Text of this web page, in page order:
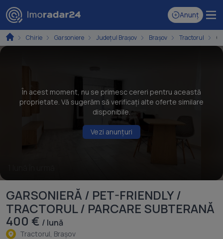
Anunț
Chirie Garsoniere Județul Brașov Brașov Tractorul
În acest moment, nu se primesc cereri pentru această
proprietate. Vă sugerăm să verificați alte oferte similare
disponibile.
Vezi anunțuri
GARSONIERĂ / PET-FRIENDLY /
TRACTORUL / PARCARE SUBTERANĂ
400 € / lună
Tractorul, Braşov